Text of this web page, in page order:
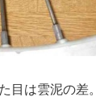
目は雲泥の差。